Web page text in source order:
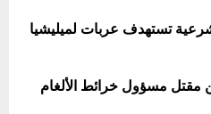
تستهدف عربات لميليشيا
مقتل مسؤول خرائط الألغام